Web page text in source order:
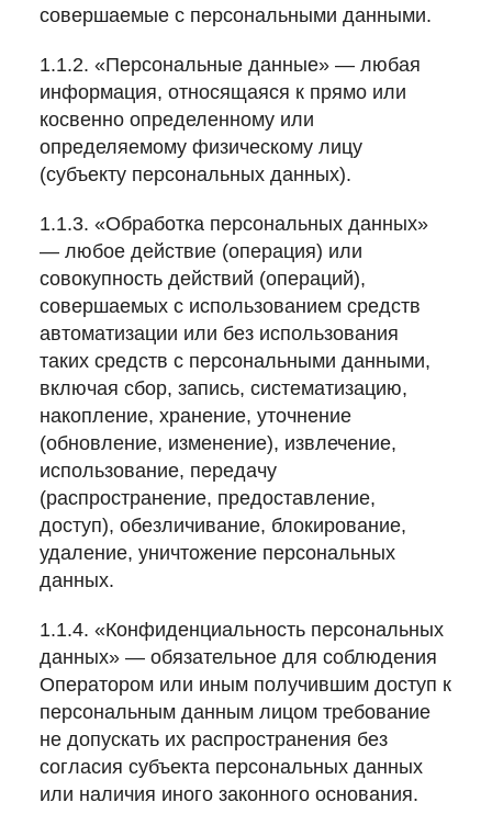
совершаемые с персональными данными.
1.1.2. «Персональные данные» — любая
информация, относящаяся к прямо или
косвенно определенному или
определяемому физическому лицу
(субъекту персональных данных).
1.1.3. «Обработка персональных данных»
— любое действие (операция) или
совокупность действий (операций),
совершаемых с использованием средств
автоматизации или без использования
таких средств с персональными данными,
включая сбор, запись, систематизацию,
накопление, хранение, уточнение
(обновление, изменение), извлечение,
использование, передачу
(распространение, предоставление,
доступ), обезличивание, блокирование,
удаление, уничтожение персональных
данных.
1.1.4. «Конфиденциальность персональных
данных» — обязательное для соблюдения
Оператором или иным получившим доступ к
персональным данным лицом требование
не допускать их распространения без
согласия субъекта персональных данных
или наличия иного законного основания.